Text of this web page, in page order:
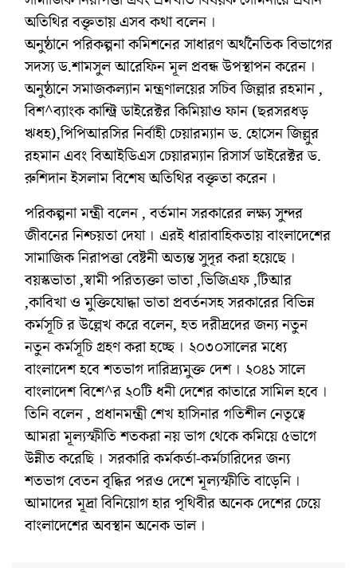
অতিথির বক্তৃতায় এসব কথা বলেন ।
অনুষ্ঠানে পরিকল্পনা কমিশনের সাধারণ অর্থনৈতিক বিভাগের
সদস্য ড.শামসুল আরেফিন মূল প্রবন্ধ উপস্থাপন করেন ।
অনুষ্ঠানে সমাজকল্যান মন্ত্রণালয়ের সচিব জিল্লার রহমান ,
বিশ^ব্যাংক কান্ট্রি ডাইরেক্টর কিমিয়াও ফান (ছরসরধড়
ঋধহ),পিপিআরসির নির্বাহী চেয়ারম্যান ড. হোসেন জিল্লুর
রহমান এবং বিআইডিএস চেয়ারম্যান রিসার্স ডাইরেক্টর ড.
রুশিদান ইসলাম বিশেষ অতিথির বক্তৃতা করেন ।
পরিকল্পনা মন্ত্রী বলেন , বর্তমান সরকারের লক্ষ্য সুন্দর
জীবনের নিশ্চয়তা দেযা । এরই ধারাবাহিকতায় বাংলাদেশের
সামাজিক নিরাপত্তা বেষ্টনী অত্যন্ত সুদৃর করা হয়েছে ।
বয়স্কভাতা ,স্বামী পরিত্যক্তা ভাতা ,ভিজিএফ ,টিআর
,কাবিখা ও মুক্তিযোদ্ধা ভাতা প্রবর্তনসহ সরকারের বিভিন্ন
কর্মসূচি র উল্লেখ করে বলেন, হত দরীদ্রদের জন্য নতুন
নতুন কর্মসূচি গ্রহণ করা হচ্ছে । ২০৩০সালের মধ্যে
বাংলাদেশ হবে শতভাগ দারিদ্র্যমুক্ত দেশ । ২০৪১ সালে
বাংলাদেশ বিশে^র ২০টি ধনী দেশের কাতারে সামিল হবে ।
তিনি বলেন , প্রধানমন্ত্রী শেখ হাসিনার গতিশীল নেতৃত্বে
আমরা মূল্যস্ফীতি শতকরা নয় ভাগ থেকে কমিয়ে ৫ভাগে
উন্নীত করেছি । সরকারি কর্মকর্তা-কর্মচারিদের জন্য
শতভাগ বেতন বৃদ্ধির পরও দেশে মূল্যস্ফীতি বাড়েনি ।
আমাদের মূদ্রা বিনিয়োগ হার পৃথিবীর অনেক দেশের চেয়ে
বাংলাদেশের অবস্থান অনেক ভাল ।